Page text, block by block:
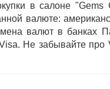
в салоне
валюте:
валют в банках
Не забывайте